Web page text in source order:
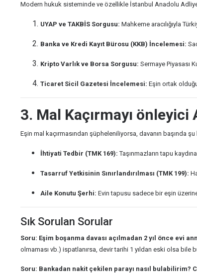
Modern hukuk sisteminde ve özellikle İstanbul Anadolu
UYAP ve TAKBİS Sorgusu: Mahkeme aracılığıyla
Banka ve Kredi Kayıt Bürosu (KKB) İncelemesi:
Kripto Varlık ve Borsa Sorgusu: Sermaye Piyasası
Ticaret Sicil Gazetesi İncelemesi: Eşin ortak
3. Mal Kaçırmayı
Eşin mal kaçırmasından şüpheleniliyorsa, davanın başında
İhtiyati Tedbir (TMK 169): Taşınmazların tapu
Tasarruf Yetkisinin Sınırlandırılması (TMK 199):
Aile Konutu Şerhi: Evin tapusu sadece bir eşin
Sık Sorulan Sorular
Soru: Eşim boşanma davası açılmadan 2 yıl önce evi
olmaması vb.) ispatlanırsa, devir tarihi 1 yıldan eski olsa bile
Soru: Bankadan nakit çekilen parayı nasıl bulabilirim?